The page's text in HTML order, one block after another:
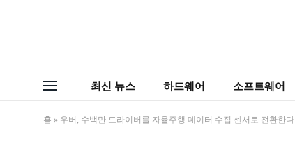
최신 뉴스 하드웨어 소프트웨어
홈 » 우버, 수백만 드라이버를 자율주행 데이터 수집 센서로 전환한다